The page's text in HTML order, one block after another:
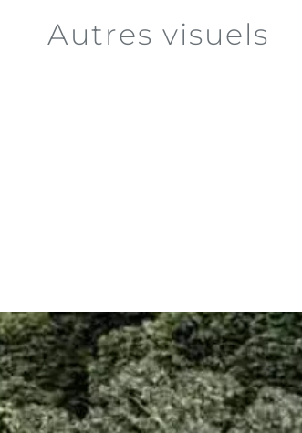
Autres visuels